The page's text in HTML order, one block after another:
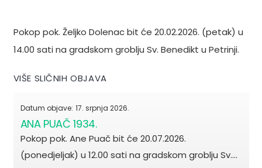
Pokop pok. Željko Dolenac bit će 20.02.2026. (petak) u
14.00 sati na gradskom groblju Sv. Benedikt u Petrinji.
VIŠE SLIČNIH OBJAVA
Datum objave: 17. srpnja 2026.
ANA PUAČ 1934.
Pokop pok. Ane Puač bit će 20.07.2026.
(ponedjeljak) u 12.00 sati na gradskom groblju Sv.…